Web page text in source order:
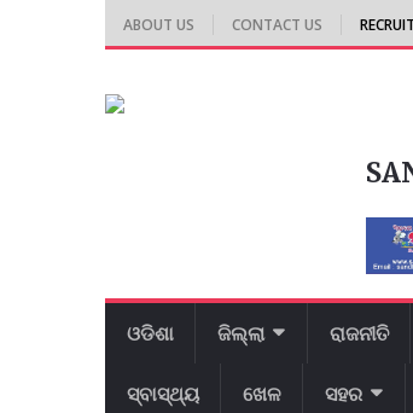
ABOUT US CONTACT US
ଓଡିଶା ଜିଲ୍ଲା ରାଜନୀତି
ସ୍ବାସ୍ଥ୍ୟ ଖେଳ ସହର